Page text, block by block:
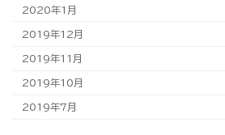
2020年1月
2019年12月
2019年11月
2019年10月
2019年7月